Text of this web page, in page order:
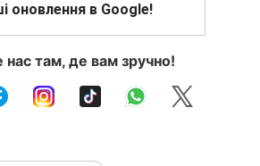
оновлення в Google!
нас там, де вам зручно!